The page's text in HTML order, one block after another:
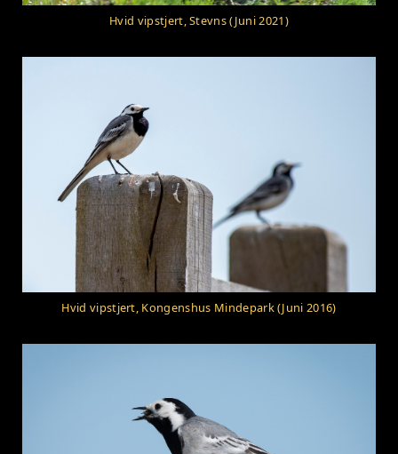
Hvid vipstjert, Stevns (Juni 2021)
Hvid vipstjert, Kongenshus Mindepark (Juni 2016)